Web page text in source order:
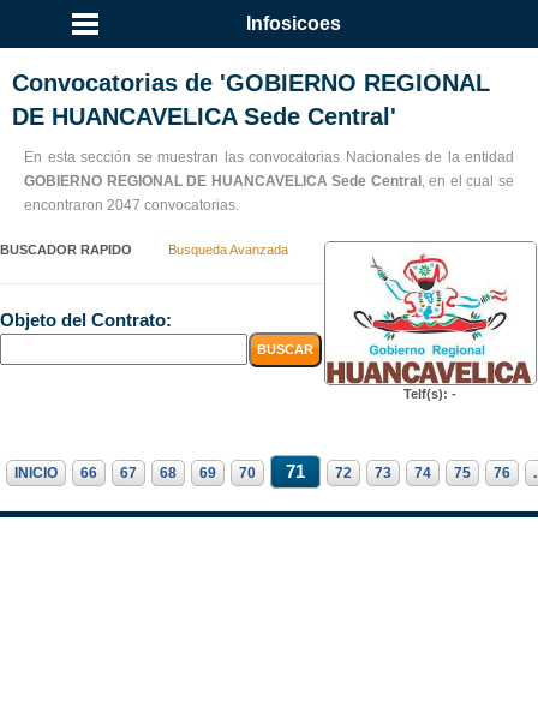
Infosicoes
Convocatorias de 'GOBIERNO REGIONAL
DE HUANCAVELICA Sede Central'
En esta sección se muestran las convocatorias Nacionales de la entidad
GOBIERNO REGIONAL DE HUANCAVELICA Sede Central , en el cual se
encontraron 2047 convocatorias.
BUSCADOR RAPIDO Busqueda Avanzada
Objeto del Contrato:
Telf(s): -
INICIO 66 67 68 69 70 71 72 73 74 75 76